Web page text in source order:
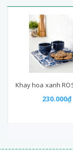
230.000₫